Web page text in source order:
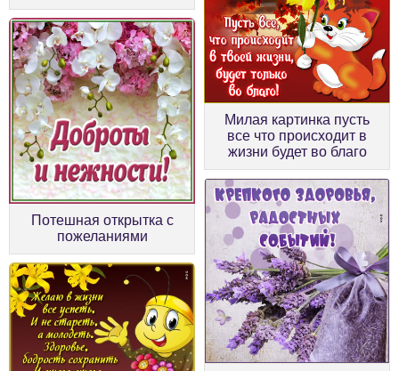
Потешная открытка с
пожеланиями
Милая картинка пусть
все что происходит в
жизни будет во благо